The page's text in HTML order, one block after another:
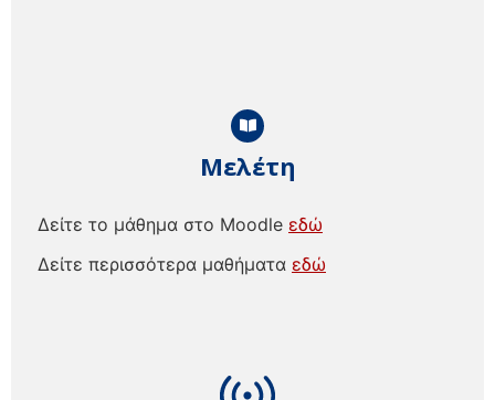
Μελέτη
Δείτε το μάθημα στο Moodle εδώ
Δείτε περισσότερα μαθήματα εδώ